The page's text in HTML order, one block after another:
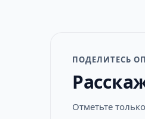
ПОДЕЛИТЕСЬ
Отметьте